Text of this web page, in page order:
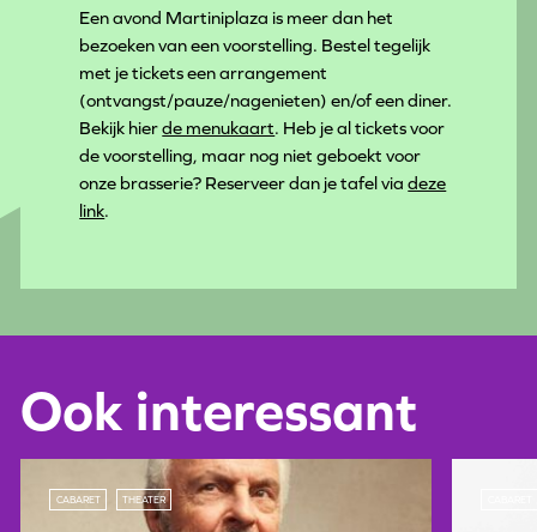
Een avond Martiniplaza is meer dan het
bezoeken van een voorstelling. Bestel tegelijk
met je tickets een arrangement
(ontvangst/pauze/nagenieten) en/of een diner.
Bekijk hierde menukaart. Heb je al tickets voor
de voorstelling, maar nog niet geboekt voor
onze brasserie? Reserveer dan je tafel viadeze
link.
Ook interessant
CABARET THEATER